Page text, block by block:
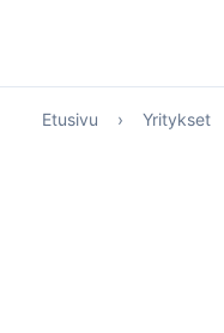
Etusivu › Yritykset